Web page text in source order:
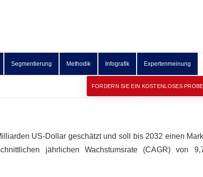
Segmentierung Methodik Infografik Expertenmeinung
FORDERN SIE EIN KOSTENLOSES
US-Dollar geschätzt und soll bis 2032 einen
jährlichen Wachstumsrate (CAGR) von